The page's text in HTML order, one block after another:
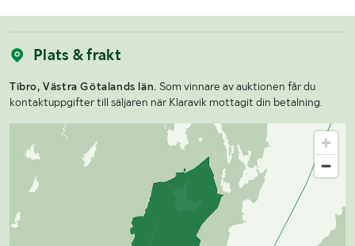
Plats & frakt
Tibro, Västra Götalands län. Som vinnare av auktionen får du
kontaktuppgifter till säljaren när Klaravik mottagit din betalning.